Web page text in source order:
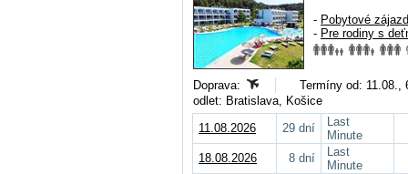
- Pobytové
- Pre rodiny s
Doprava:
Termíny od: 11.08.,
odlet: Bratislava, Košice
11.08.2026
29 dní
Last
Minute
18.08.2026
8 dní
Last
Minute